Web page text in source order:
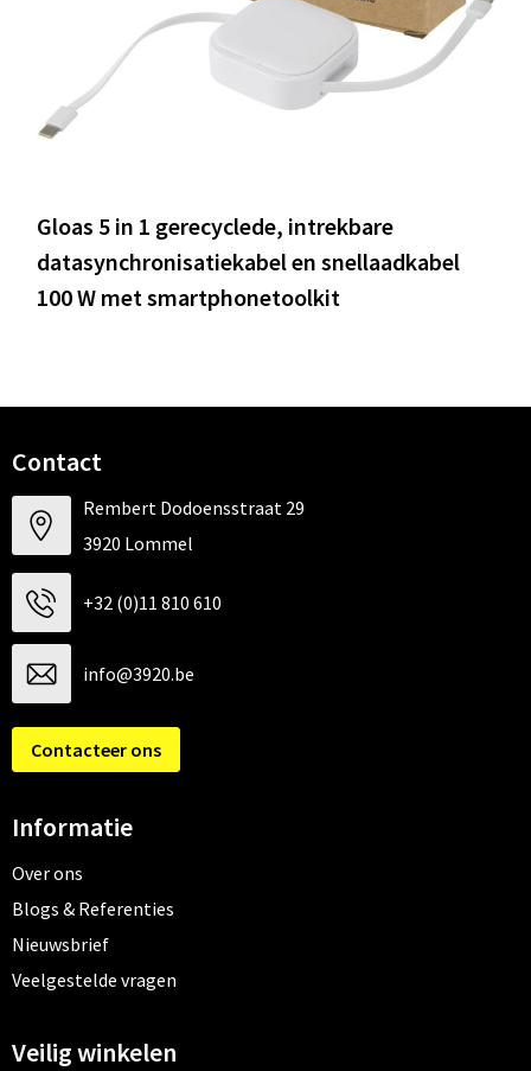
Gloas 5 in 1 gerecyclede, intrekbare
datasynchronisatiekabel en snellaadkabel
100 W met smartphonetoolkit
Contact
Rembert Dodoensstraat 29
3920 Lommel
+32 (0)11 810 610
info@3920.be
Contacteer ons
Informatie
Over ons
Blogs & Referenties
Nieuwsbrief
Veelgestelde vragen
Veilig winkelen